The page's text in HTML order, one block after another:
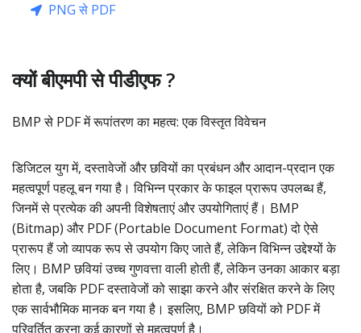
PNG से PDF
क्यों बीएमपी से पीडीएफ ?
BMP से PDF में रूपांतरण का महत्व: एक विस्तृत विवेचन
डिजिटल युग में, दस्तावेजों और छवियों का प्रबंधन और आदान-प्रदान एक
महत्वपूर्ण पहलू बन गया है। विभिन्न प्रकार के फाइल प्रारूप उपलब्ध हैं,
जिनमें से प्रत्येक की अपनी विशेषताएं और उपयोगिताएं हैं। BMP
(Bitmap) और PDF (Portable Document Format) दो ऐसे
प्रारूप हैं जो व्यापक रूप से उपयोग किए जाते हैं, लेकिन विभिन्न उद्देश्यों के
लिए। BMP छवियां उच्च गुणवत्ता वाली होती हैं, लेकिन उनका आकार बड़ा
होता है, जबकि PDF दस्तावेजों को साझा करने और संरक्षित करने के लिए
एक सार्वभौमिक मानक बन गया है। इसलिए, BMP छवियों को PDF में
परिवर्तित करना कई कारणों से महत्वपूर्ण है।